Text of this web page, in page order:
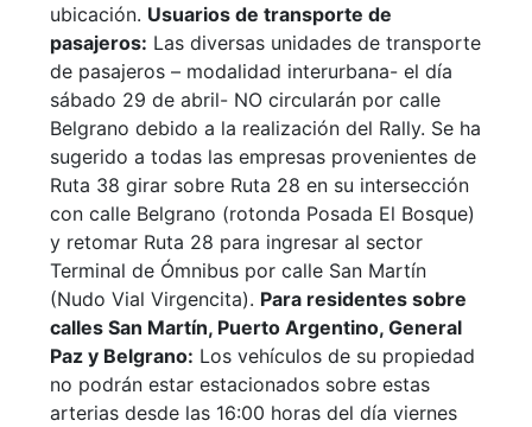
ubicación. Usuarios de transporte de
pasajeros: Las diversas unidades de transporte
de pasajeros – modalidad interurbana- el día
sábado 29 de abril- NO circularán por calle
Belgrano debido a la realización del Rally. Se ha
sugerido a todas las empresas provenientes de
Ruta 38 girar sobre Ruta 28 en su intersección
con calle Belgrano (rotonda Posada El Bosque)
y retomar Ruta 28 para ingresar al sector
Terminal de Ómnibus por calle San Martín
(Nudo Vial Virgencita). Para residentes sobre
calles San Martín, Puerto Argentino, General
Paz y Belgrano: Los vehículos de su propiedad
no podrán estar estacionados sobre estas
arterias desde las 16:00 horas del día viernes